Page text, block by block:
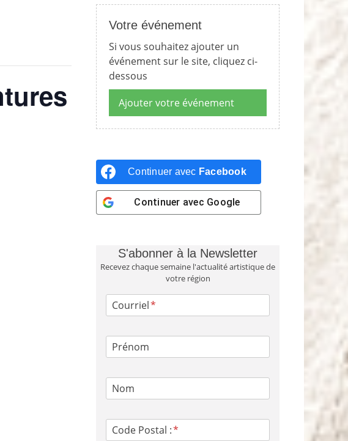
Votre événement
Si vous souhaitez ajouter un
événement sur le site, cliquez ci-
dessous
Ajouter votre événement
Continuer avec Facebook
Continuer avec Google
S'abonner à la Newsletter
Recevez chaque semaine l'actualité artistique de
votre région
Courriel
Prénom
Nom
Code Postal :